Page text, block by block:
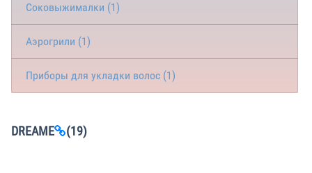
Соковыжималки (1)
Аэрогрили (1)
Приборы для укладки волос (1)
DREAME (19)